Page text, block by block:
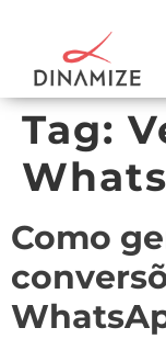
Tag:
Como